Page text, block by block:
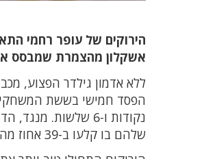
הירוקים של עופר רחמי
אשקלון מהצמרת שמבסס
נקודות ו-6
שלהם בו קלעו ב-39 אחוז מהשדה ורשמו 17 איבודי כדור.